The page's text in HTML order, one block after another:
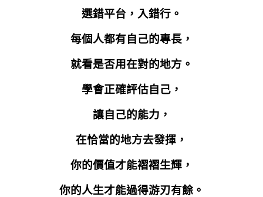
選錯平台，入錯行。
每個人都有自己的專長，
就看是否用在對的地方。
學會正確評估自己，
讓自己的能力，
在恰當的地方去發揮，
你的價值才能褶褶生輝，
你的人生才能過得游刃有餘。